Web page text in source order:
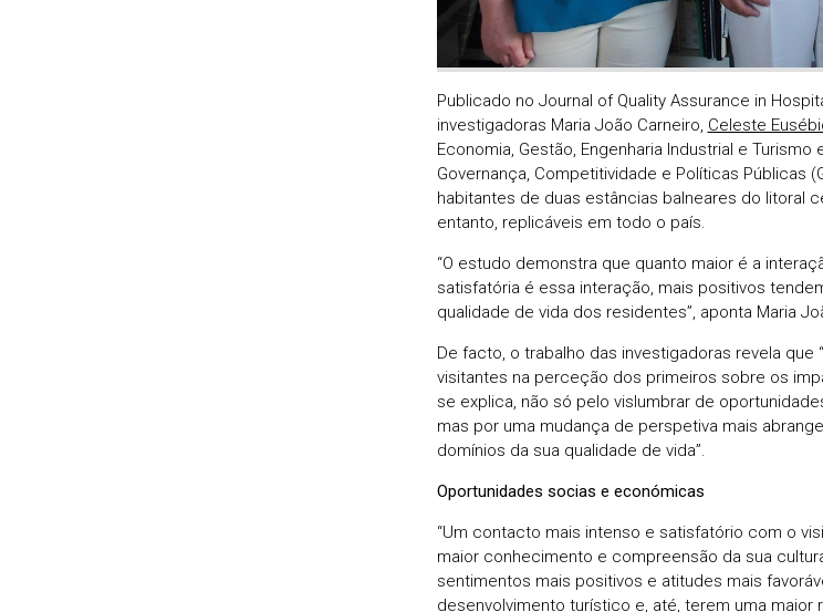
Publicado no Journal of Quality Assurance in
investigadoras Maria João Carneiro, Celeste
Economia, Gestão, Engenharia Industrial e
Governança, Competitividade e Políticas Públicas
habitantes de duas estâncias balneares do litoral
entanto, replicáveis em todo o país.
“O estudo demonstra que quanto maior é a
satisfatória é essa interação, mais positivos
qualidade de vida dos residentes”, aponta Maria
De facto, o trabalho das investigadoras revela
visitantes na perceção dos primeiros sobre os
se explica, não só pelo vislumbrar de
mas por uma mudança de perspetiva mais
domínios da sua qualidade de vida”.
Oportunidades socias e económicas
“Um contacto mais intenso e satisfatório com o
maior conhecimento e compreensão da sua
sentimentos mais positivos e atitudes mais
desenvolvimento turístico e, até, terem uma